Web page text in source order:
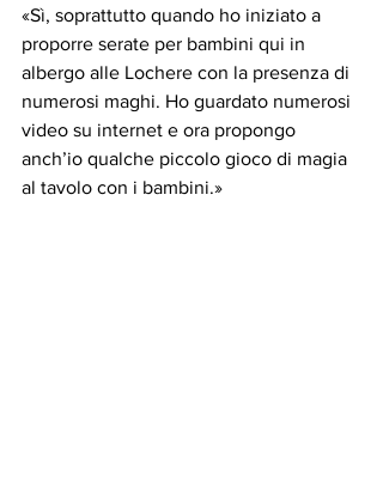
«Sì, soprattutto quando ho iniziato a
proporre serate per bambini qui in
albergo alle Lochere con la presenza di
numerosi maghi. Ho guardato numerosi
video su internet e ora propongo
anch’io qualche piccolo gioco di magia
al tavolo con i bambini.»